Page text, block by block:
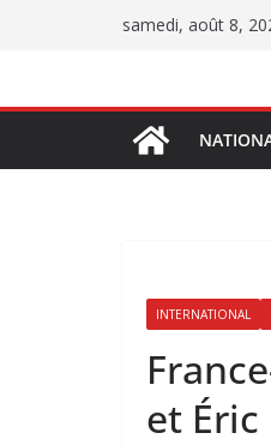
samedi, août 8,
INTERNATIONAL
et